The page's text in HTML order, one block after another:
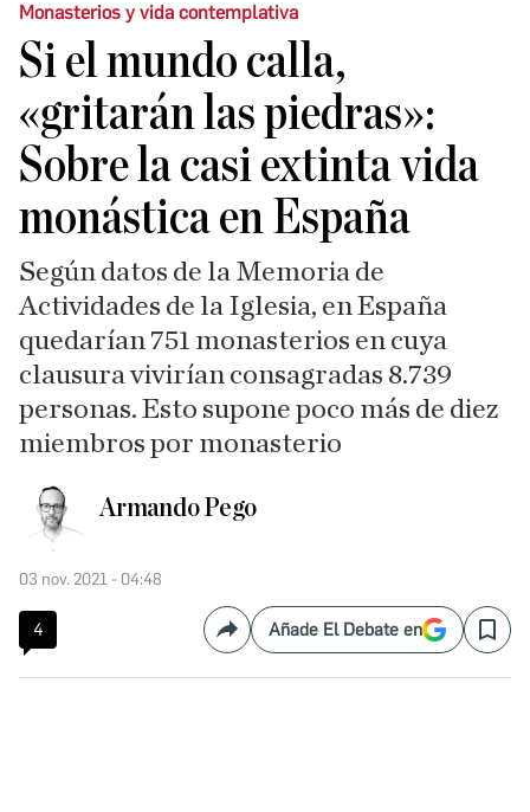
Monasterios y vida contemplativa
Si el mundo calla,
«gritarán las piedras»:
Sobre la casi extinta vida
monástica en España
Según datos de la Memoria de
Actividades de la Iglesia, en España
quedarían 751 monasterios en cuya
clausura vivirían consagradas 8.739
personas. Esto supone poco más de diez
miembros por monasterio
Armando Pego
03 nov. 2021 - 04:48
4 CompartirAñade El Debate en Save